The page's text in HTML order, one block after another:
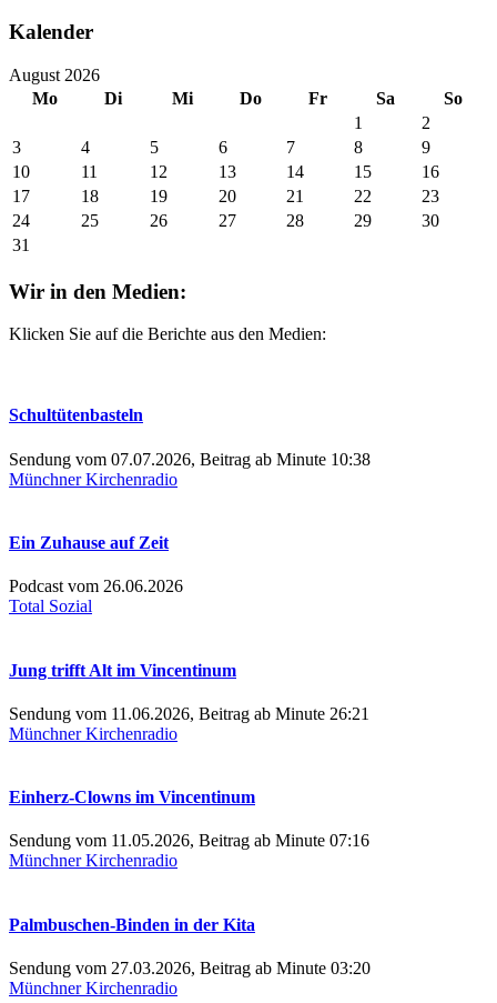
Kalender
August 2026
Mo
Di Mi Do Fr Sa
So
1
2
3
4 5 6 7 8
9
10
11 12 13 14 15
16
17
18 19 20 21 22
23
24
25 26 27 28 29
30
31
Wir in den Medien:
Klicken Sie auf die Berichte aus den Medien:
Schultütenbasteln
Sendung vom 07.07.2026, Beitrag ab Minute 10:38
Münchner Kirchenradio
Ein Zuhause auf Zeit
Podcast vom 26.06.2026
Total Sozial
Jung trifft Alt im Vincentinum
Sendung vom 11.06.2026, Beitrag ab Minute 26:21
Münchner Kirchenradio
Einherz-Clowns im Vincentinum
Sendung vom 11.05.2026, Beitrag ab Minute 07:16
Münchner Kirchenradio
Palmbuschen-Binden in der Kita
Sendung vom 27.03.2026, Beitrag ab Minute 03:20
Münchner Kirchenradio